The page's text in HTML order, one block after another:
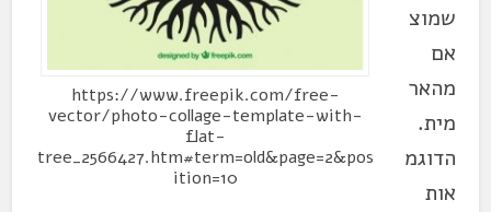
https://www.freepik.com/free-
vector/photo-collage-template-with-
flat-
tree_2566427.htm#term=old&page=2&pos
ition=10
שמוצ
אם
מהאר
מית.
הדוגמ
אות